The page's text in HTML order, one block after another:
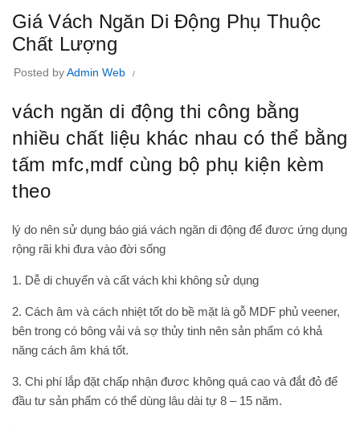
Giá Vách Ngăn Di Động Phụ Thuộc
Chất Lượng
Posted byAdmin Web
vách ngăn di động thi công bằng
nhiều chất liệu khác nhau có thể bằng
tấm mfc,mdf cùng bộ phụ kiện kèm
theo
lý do nên sử dụng báo giá vách ngăn di động để đươc ứng dụng
rộng rãi khi đưa vào đời sống
1. Dễ di chuyển và cất vách khi không sử dụng
2. Cách âm và cách nhiệt tốt do bề mặt là gỗ MDF phủ veener,
bên trong có bông vải và sợ thủy tinh nên sản phẩm có khả
năng cách âm khá tốt.
3. Chi phí lắp đặt chấp nhận đươc không quá cao và đắt đỏ để
đầu tư sản phẩm có thể dùng lâu dài tự 8 – 15 năm.